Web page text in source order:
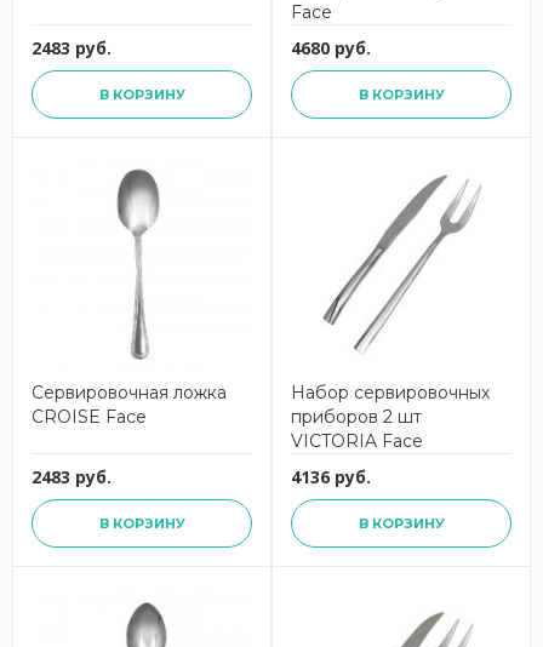
2483 руб.
В КОРЗИНУ
Face
4680 руб.
В КОРЗИНУ
Сервировочная ложка
CROISE Face
2483 руб.
В КОРЗИНУ
Набор сервировочных
приборов 2 шт
VICTORIA Face
4136 руб.
В КОРЗИНУ